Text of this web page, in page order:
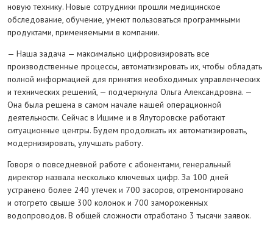
новую технику. Новые сотрудники прошли медицинское
обследование, обучение, умеют пользоваться программными
продуктами, применяемыми в компании.
— Наша задача — максимально цифровизировать все
производственные процессы, автоматизировать их, чтобы обладать
полной информацией для принятия необходимых управленческих
и технических решений, — подчеркнула Ольга Александровна. —
Она была решена в самом начале нашей операционной
деятельности. Сейчас в Ишиме и в Ялуторовске работают
ситуационные центры. Будем продолжать их автоматизировать,
модернизировать, улучшать работу.
Говоря о повседневной работе с абонентами, генеральный
директор назвала несколько ключевых цифр. За 100 дней
устранено более 240 утечек и 700 засоров, отремонтировано
и отогрето свыше 300 колонок и 700 замороженных
водопроводов. В общей сложности отработано 3 тысячи заявок.